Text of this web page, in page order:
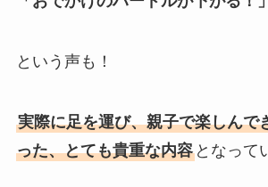
という声も！
実際に足を運び、親子で楽しんで
った、とても貴重な内容となって